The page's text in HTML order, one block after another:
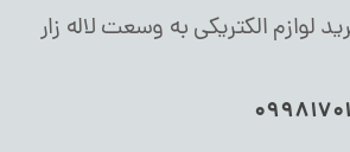
لوازم الکتریکی به وسعت لاله زار